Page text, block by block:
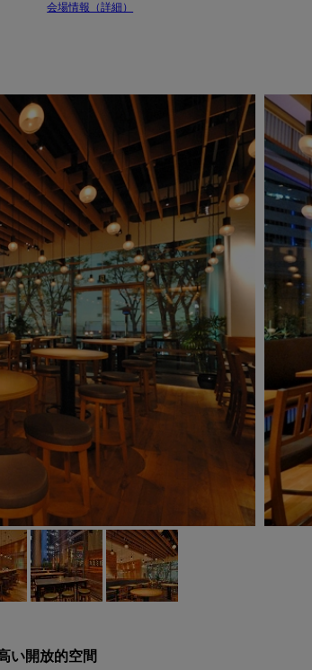
会場情報（詳細）
い開放的空間